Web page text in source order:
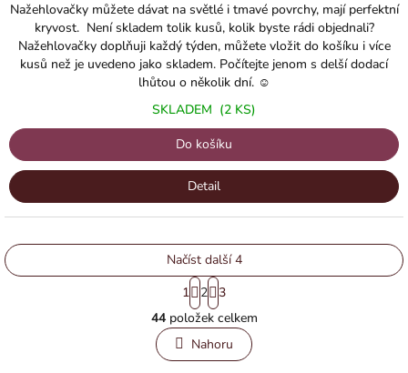
Nažehlovačky můžete dávat na světlé i tmavé povrchy, mají perfektní
kryvost. Není skladem tolik kusů, kolik byste rádi objednali?
Nažehlovačky doplňuji každý týden, můžete vložit do košíku i více
kusů než je uvedeno jako skladem. Počítejte jenom s delší dodací
lhůtou o několik dní. ☺️
SKLADEM (2 KS)
Do košíku
Detail
O
v
l
á
Načíst další 4
S
t
r
á
n
k
1 2
3
44položek celkem
Nahoru